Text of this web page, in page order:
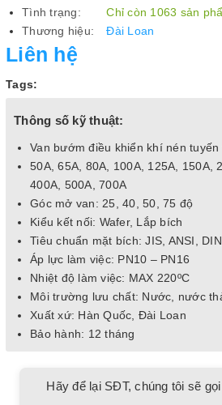
Tình trạng:
Chỉ còn 1063 sản
Thương hiệu:
Đài Loan
Liên hệ
Tags:
Thông số kỹ thuật:
Van bướm điều khiển khí nén tuyến
50A, 65A, 80A, 100A, 125A, 150A,
400A, 500A, 700A
Góc mở van: 25, 40, 50, 75 độ
Kiểu kết nối: Wafer, Lắp bích
Tiêu chuẩn mặt bích: JIS, ANSI,
Áp lực làm việc: PN10 – PN16
Nhiệt độ làm việc: MAX 220ºC
Môi trường lưu chất: Nước, nước
Xuất xứ: Hàn Quốc, Đài Loan
Bảo hành: 12 tháng
Hãy để lại SĐT, chúng tôi sẽ